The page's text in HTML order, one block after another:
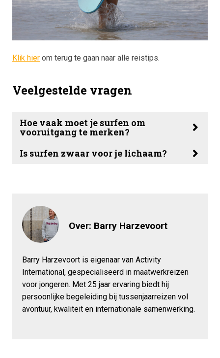
Klik hier om terug te gaan naar alle reistips.
Veelgestelde vragen
Hoe vaak moet je surfen om
vooruitgang te merken?
Is surfen zwaar voor je lichaam?
Over: Barry Harzevoort
Barry Harzevoort is eigenaar van Activity
International, gespecialiseerd in maatwerkreizen
voor jongeren. Met 25 jaar ervaring biedt hij
persoonlijke begeleiding bij tussenjaarreizen vol
avontuur, kwaliteit en internationale samenwerking.